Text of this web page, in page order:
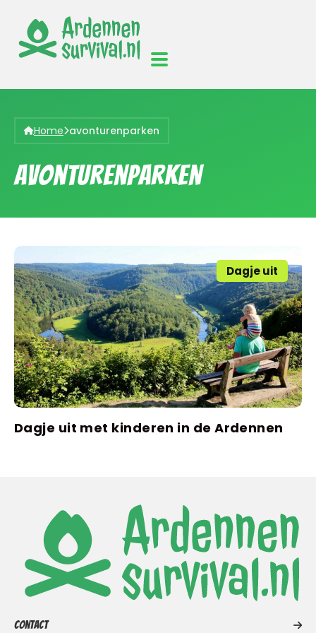
Home avonturenparken
avonturenparken
Dagje uit
Dagje uit met kinderen in de Ardennen
Contact